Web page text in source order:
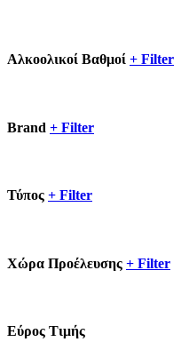
Αλκοολικοί Βαθμοί + Filter
Brand + Filter
Τύπος + Filter
Xώρα Προέλευσης + Filter
Εύρος Τιμής